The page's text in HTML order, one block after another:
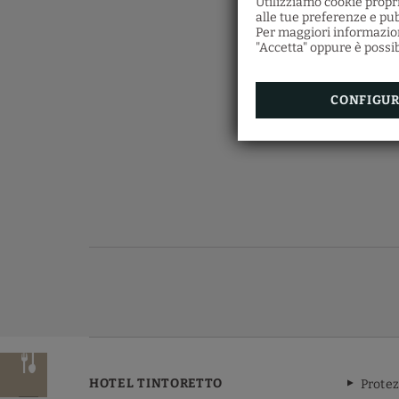
alle tue preferenze e
Per maggiori
"Accetta" oppure è
HOTEL TINTORETTO